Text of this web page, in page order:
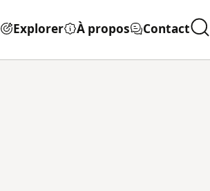
Explorer À propos Contact